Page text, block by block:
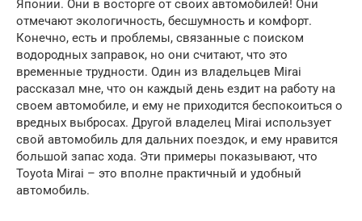
Японии. Они в восторге от своих автомобилей! Они
отмечают экологичность, бесшумность и комфорт.
Конечно, есть и проблемы, связанные с поиском
водородных заправок, но они считают, что это
временные трудности. Один из владельцев Mirai
рассказал мне, что он каждый день ездит на работу на
своем автомобиле, и ему не приходится беспокоиться о
вредных выбросах. Другой владелец Mirai использует
свой автомобиль для дальних поездок, и ему нравится
большой запас хода. Эти примеры показывают, что
Toyota Mirai – это вполне практичный и удобный
автомобиль.